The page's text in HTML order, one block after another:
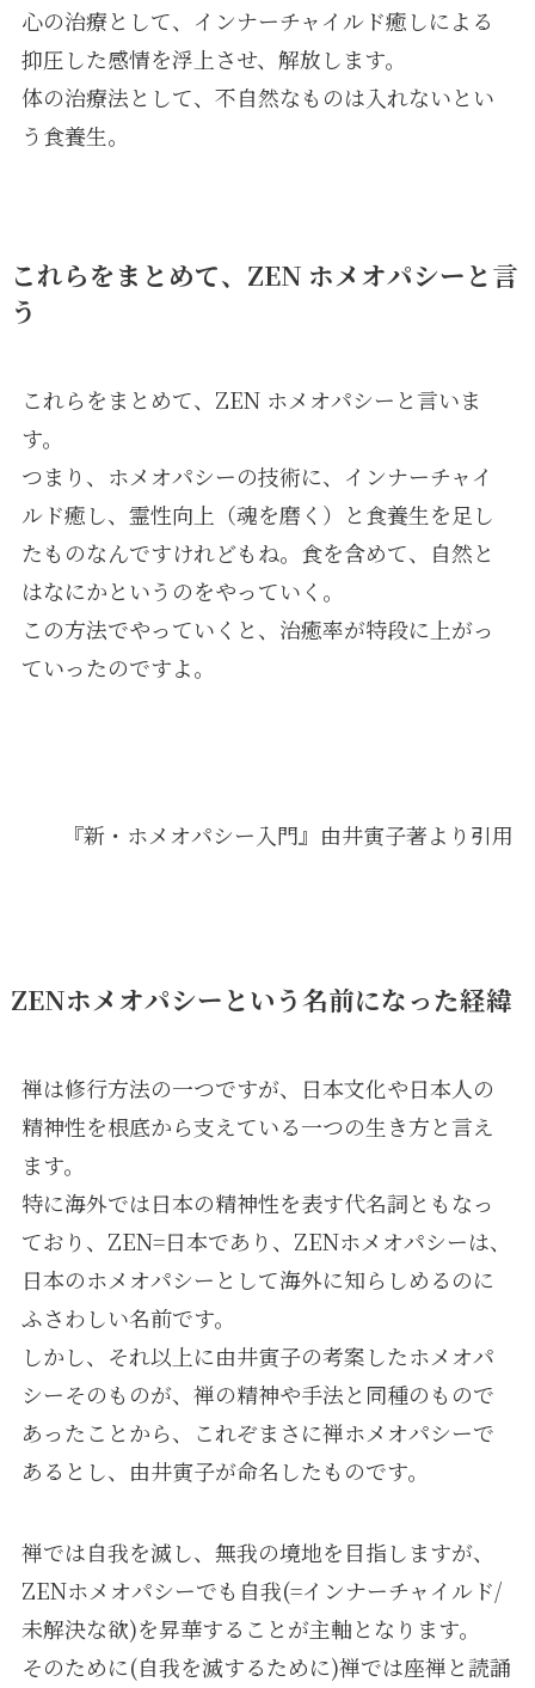
心の治療として、インナーチャイルド癒しによる
抑圧した感情を浮上させ、解放します。
体の治療法として、不自然なものは入れないとい
う食養生。
これらをまとめて、ZEN ホメオパシーと言
う
これらをまとめて、ZEN ホメオパシーと言いま
す。
つまり、ホメオパシーの技術に、インナーチャイ
ルド癒し、霊性向上（魂を磨く）と食養生を足し
たものなんですけれどもね。食を含めて、自然と
はなにかというのをやっていく。
この方法でやっていくと、治癒率が特段に上がっ
ていったのですよ。
『新・ホメオパシー入門』由井寅子著より引用
ZENホメオパシーという名前になった経緯
禅は修行方法の一つですが、日本文化や日本人の
精神性を根底から支えている一つの生き方と言え
ます。
特に海外では日本の精神性を表す代名詞ともなっ
ており、ZEN=日本であり、ZENホメオパシーは、
日本のホメオパシーとして海外に知らしめるのに
ふさわしい名前です。
しかし、それ以上に由井寅子の考案したホメオパ
シーそのものが、禅の精神や手法と同種のもので
あったことから、これぞまさに禅ホメオパシーで
あるとし、由井寅子が命名したものです。
禅では自我を滅し、無我の境地を目指しますが、
ZENホメオパシーでも自我(=インナーチャイルド/
未解決な欲)を昇華することが主軸となります。
そのために(自我を滅するために)禅では座禅と読誦